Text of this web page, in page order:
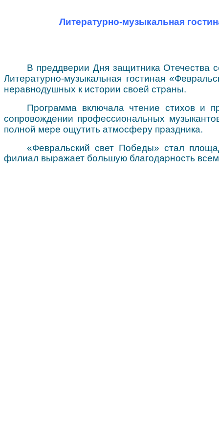
Литературно-музыкальная
В преддверии Дня защитника Отечества
Литературно-музыкальная гостиная
неравнодушных к истории своей страны.
Программа включала чтение стихов и
сопровождении профессиональных
полной мере ощутить атмосферу праздника.
«Февральский свет Победы» стал
филиал выражает большую благодарность